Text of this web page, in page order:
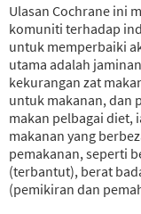
Ulasan Cochrane ini
komuniti terhadap
untuk memperbaiki
utama adalah
kekurangan zat
untuk makanan, dan
makan pelbagai diet,
makanan yang
pemakanan, seperti
(terbantut), berat
(pemikiran dan